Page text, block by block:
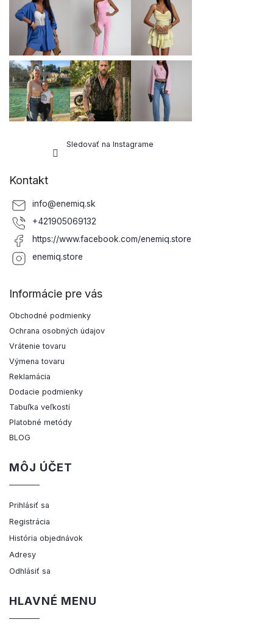
Sledovať na Instagrame
Kontakt
info@enemiq.sk
+421905069132
https://www.facebook.com/enemiq.store
enemiq.store
Informácie pre vás
Obchodné podmienky
Ochrana osobných údajov
Vrátenie tovaru
Výmena tovaru
Reklamácia
Dodacie podmienky
Tabuľka veľkostí
Platobné metódy
BLOG
MÔJ ÚČET
Prihlásiť sa
Registrácia
História objednávok
Adresy
Odhlásiť sa
HLAVNÉ MENU